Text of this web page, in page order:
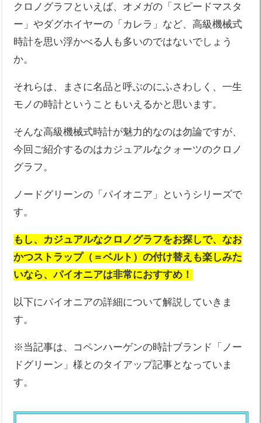
クロノグラフといえば、オメガの「スピードマスタ
ー」やダグホイヤーの「カレラ」など、高級機械式
時計を思い浮かべる人も多いのではないでしょう
か。
それらは、まさに名品と呼ぶのにふさわしく、一生
モノの時計ということもいえるかと思います。
そんな高級機械式時計が魅力的なのは勿論ですが、
今回ご紹介するのはカジュアルなクォーツのクロノ
グラフ。
ノードグリーンの「パイオニア」というシリーズで
す。
もし、カジュアルなクロノグラフをお探しで、なお
かつストラップ（＝ベルト）の付け替えも楽しみた
いなら、パイオニアは非常におすすめ！
以下にパイオニアの詳細について解説していきま
す。
※当記事は、コペンハーゲンの時計ブランド「ノー
ドグリーン」様とのタイアップ記事となっていま
す。